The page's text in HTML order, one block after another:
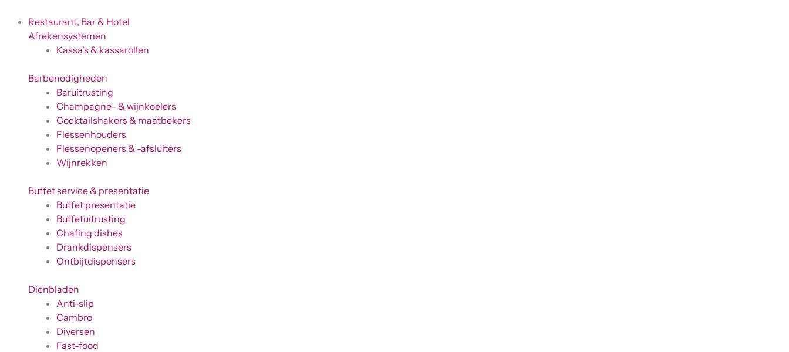
Restaurant, Bar & Hotel
Afrekensystemen
Kassa's & kassarollen
Barbenodigheden
Baruitrusting
Champagne- & wijnkoelers
Cocktailshakers & maatbekers
Flessenhouders
Flessenopeners & -afsluiters
Wijnrekken
Buffet service & presentatie
Buffet presentatie
Buffetuitrusting
Chafing dishes
Drankdispensers
Ontbijtdispensers
Dienbladen
Anti-slip
Cambro
Diversen
Fast-food